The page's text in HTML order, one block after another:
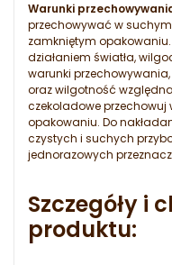
Warunki
przechowywać w
zamkniętym
działaniem światła,
warunki przechowywania,
oraz wilgotność
czekoladowe przechowuj
opakowaniu. Do
czystych i suchych
jednorazowych
Szczegóły i
produktu: